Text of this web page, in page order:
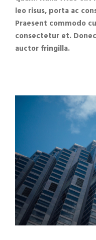
leo risus, porta ac
Praesent commodo
consectetur et.
auctor fringilla.